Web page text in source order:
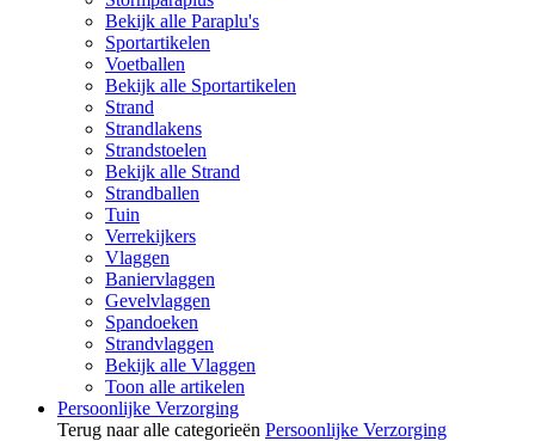
Bekijk alle Paraplu's
Sportartikelen
Voetballen
Bekijk alle Sportartikelen
Strand
Strandlakens
Strandstoelen
Bekijk alle Strand
Strandballen
Tuin
Verrekijkers
Vlaggen
Baniervlaggen
Gevelvlaggen
Spandoeken
Strandvlaggen
Bekijk alle Vlaggen
Toon alle artikelen
Persoonlijke Verzorging
Terug naar alle categorieën Persoonlijke Verzorging